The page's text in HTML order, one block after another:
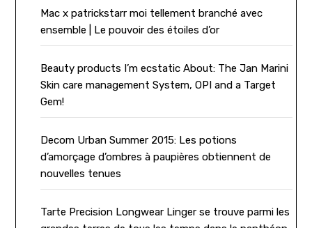
Mac x patrickstarr moi tellement branché avec
ensemble | Le pouvoir des étoiles d’or
Beauty products I’m ecstatic About: The Jan Marini
Skin care management System, OPI and a Target
Gem!
Decom Urban Summer 2015: Les potions
d’amorçage d’ombres à paupières obtiennent de
nouvelles tenues
Tarte Precision Longwear Linger se trouve parmi les